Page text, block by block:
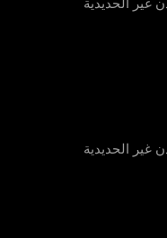
غير الحديدية